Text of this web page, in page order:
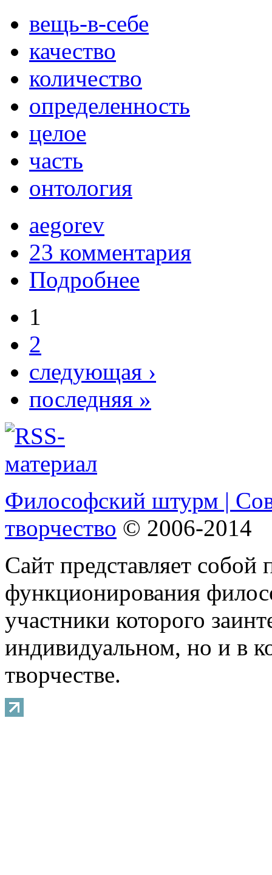
вещь-в-себе
качество
количество
определенность
целое
часть
онтология
aegorev
23 комментария
Подробнее
1
2
следующая ›
последняя »
Философский штурм |
творчество © 2006-2014
Сайт представляет собой
функционирования
участники которого
индивидуальном, но и в
творчестве.